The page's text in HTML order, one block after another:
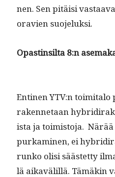
nen. Sen pitäisi
oravien suojeluksi.
Opastin­sil­ta 8:n
Enti­nen YTV:n
raken­netaan
ista ja toimis­to­ja.
purkami­nen, ei
runko olisi säästet­ty
lä aikavälil­lä. Tämäkin